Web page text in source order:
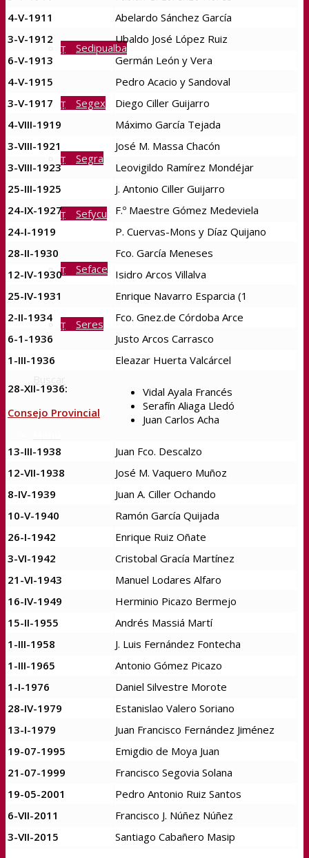
Sedipualba
Segex
Segra
Sefycu
Seface
Seres
4-V-1911
Abelardo Sánchez García
3-V-1912
Ubaldo José López Ruiz
6-V-1913
Germán León y Vera
4-V-1915
Pedro Acacio y Sandoval
3-V-1917
Diego Ciller Guijarro
4-VIII-1919
Máximo García Tejada
3-VIII-1921
José M. Massa Chacón
3-VIII-1923
Leovigildo Ramírez Mondéjar
25-III-1925
J. Antonio Ciller Guijarro
24-IX-1927
F.º Maestre Gómez Medeviela
24-I-1919
P. Cuervas-Mons y Díaz Quijano
28-II-1930
Fco. García Meneses
12-IV-1930
Isidro Arcos Villalva
25-IV-1931
Enrique Navarro Esparcia (1
2-II-1934
Fco. Gnez.de Córdoba Arce
6-1-1936
Justo Arcos Carrasco
1-III-1936
Eleazar Huerta Valcárcel
28-XII-1936:
Consejo Provincial
Vidal Ayala Francés
Serafín Aliaga Lledó
Juan Carlos Acha
13-III-1938
Juan Fco. Descalzo
12-VII-1938
José M. Vaquero Muñoz
8-IV-1939
Juan A. Ciller Ochando
10-V-1940
Ramón García Quijada
26-I-1942
Enrique Ruiz Oñate
3-VI-1942
Cristobal Gracía Martínez
21-VI-1943
Manuel Lodares Alfaro
16-IV-1949
Herminio Picazo Bermejo
15-II-1955
Andrés Massiá Martí
1-III-1958
J. Luis Fernández Fontecha
1-III-1965
Antonio Gómez Picazo
1-I-1976
Daniel Silvestre Morote
28-IV-1979
Estanislao Valero Soriano
13-I-1979
Juan Francisco Fernández Jiménez
19-07-1995
Emigdio de Moya Juan
21-07-1999
Francisco Segovia Solana
19-05-2001
Pedro Antonio Ruiz Santos
6-VII-2011
Francisco J. Núñez Núñez
3-VII-2015
Santiago Cabañero Masip